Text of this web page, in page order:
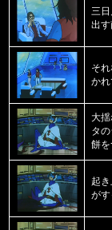
三
出す
そ
かれ
大
タ
餅を
起
がす